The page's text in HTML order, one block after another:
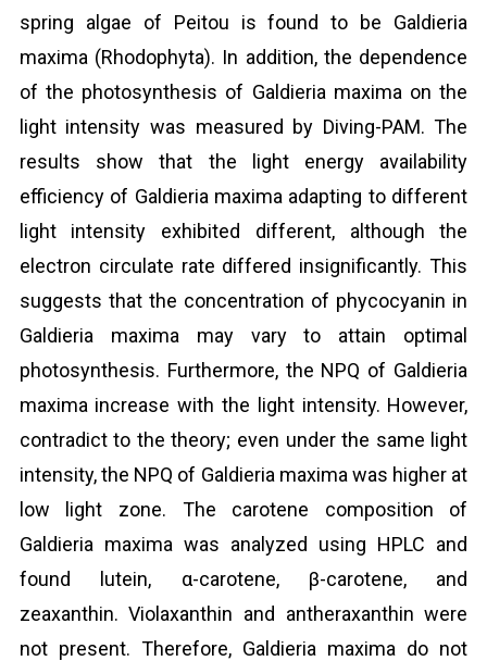
spring algae of Peitou is found to be Galdieria
maxima (Rhodophyta). In addition, the dependence
of the photosynthesis of Galdieria maxima on the
light intensity was measured by Diving-PAM. The
results show that the light energy availability
efficiency of Galdieria maxima adapting to different
light intensity exhibited different, although the
electron circulate rate differed insignificantly. This
suggests that the concentration of phycocyanin in
Galdieria maxima may vary to attain optimal
photosynthesis. Furthermore, the NPQ of Galdieria
maxima increase with the light intensity. However,
contradict to the theory; even under the same light
intensity, the NPQ of Galdieria maxima was higher at
low light zone. The carotene composition of
Galdieria maxima was analyzed using HPLC and
found lutein, α-carotene, β-carotene, and
zeaxanthin. Violaxanthin and antheraxanthin were
not present. Therefore, Galdieria maxima do not